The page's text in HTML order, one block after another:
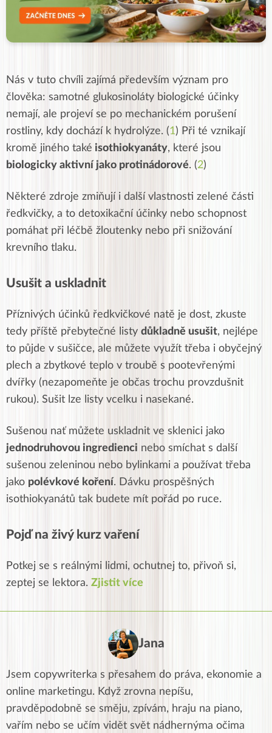
Nás v tuto chvíli zajímá především význam pro
člověka: samotné glukosinoláty biologické účinky
nemají, ale projeví se po mechanickém porušení
rostliny, kdy dochází k hydrolýze. (1) Při té vznikají
kromě jiného také isothiokyanáty, které jsou
biologicky aktivní jako protinádorové. (2)
Některé zdroje zmiňují i další vlastnosti zelené části
ředkvičky, a to detoxikační účinky nebo schopnost
pomáhat při léčbě žloutenky nebo při snižování
krevního tlaku.
Usušit a uskladnit
Příznivých účinků ředkvičkové natě je dost, zkuste
tedy příště přebytečné listy důkladně usušit, nejlépe
to půjde v sušičce, ale můžete využít třeba i obyčejný
plech a zbytkové teplo v troubě s pootevřenými
dvířky (nezapomeňte je občas trochu provzdušnit
rukou). Sušit lze listy vcelku i nasekané.
Sušenou nať můžete uskladnit ve sklenici jako
jednodruhovou ingredienci nebo smíchat s další
sušenou zeleninou nebo bylinkami a používat třeba
jako polévkové koření. Dávku prospěšných
isothiokyanátů tak budete mít pořád po ruce.
Pojď na živý kurz vaření
Potkej se s reálnými lidmi, ochutnej to, přivoň si,
zeptej se lektora. Zjistit více
Jana
Jsem copywriterka s přesahem do práva, ekonomie a
online marketingu. Když zrovna nepíšu,
pravděpodobně se směju, zpívám, hraju na piano,
vařím nebo se učím vidět svět nádhernýma očima